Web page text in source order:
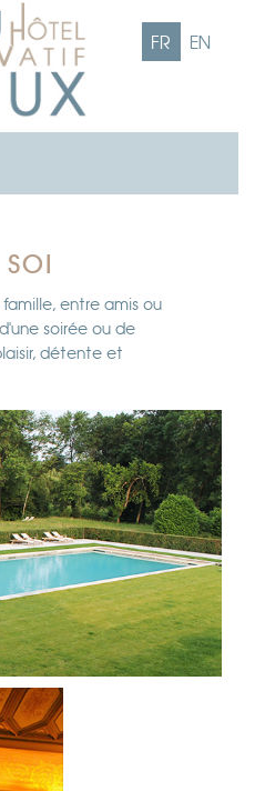
FR EN
famille, entre amis ou
soirée ou de
détente et